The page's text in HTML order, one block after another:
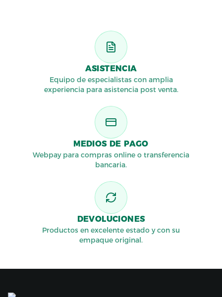
ASISTENCIA
Equipo de especialistas con amplia
experiencia para asistencia post venta.
MEDIOS DE PAGO
Webpay para compras online o transferencia
bancaria.
DEVOLUCIONES
Productos en excelente estado y con su
empaque original.